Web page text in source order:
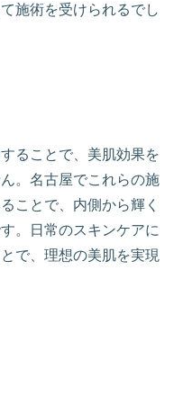
施術を受けられるでし
ることで、美肌効果を
。名古屋でこれらの施
ことで、内側から輝く
。日常のスキンケアに
で、理想の美肌を実現